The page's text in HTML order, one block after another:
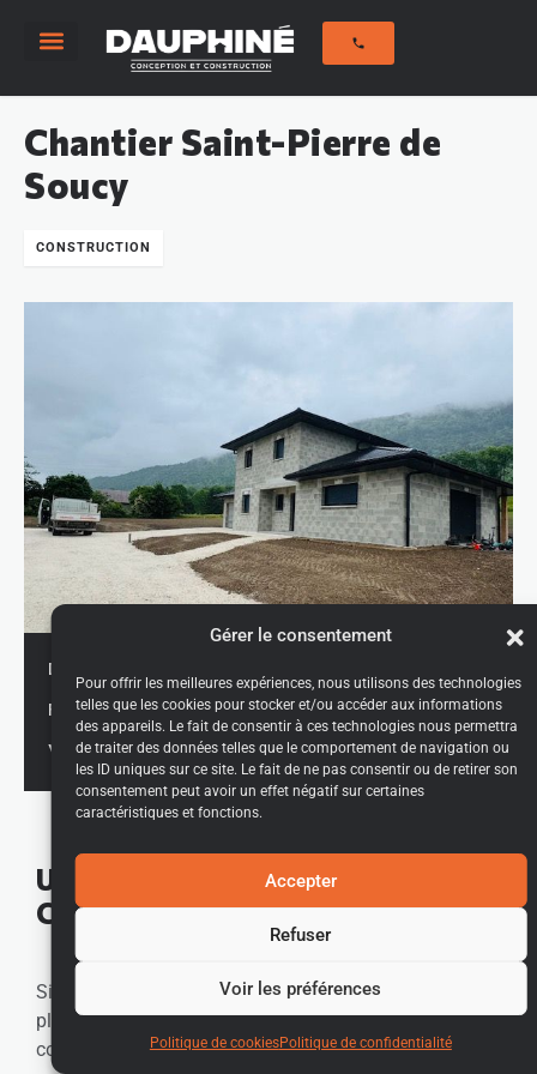
Gérer le consentement
Pour offrir les meilleures expériences, nous utilisons des technologies
telles que les cookies pour stocker et/ou accéder aux informations
des appareils. Le fait de consentir à ces technologies nous permettra
de traiter des données telles que le comportement de navigation ou
les ID uniques sur ce site. Le fait de ne pas consentir ou de retirer son
consentement peut avoir un effet négatif sur certaines
caractéristiques et fonctions.
Accepter
Refuser
Voir les préférences
Politique de cookiesPolitique de confidentialité
Chantier Saint-Pierre de
Soucy
CONSTRUCTION
DÉBUT CHANTIER :
FIN CHANTIER : Février 2024
VILLE : Le Cheylas
Un cadre de vie paisible en
Combe de Savoie
Située à Saint-Pierre-de-Soucy, cette jolie maison prend
place dans un environnement calme et verdoyant, au
cœur de la Combe de Savoie. Pensée pour offrir